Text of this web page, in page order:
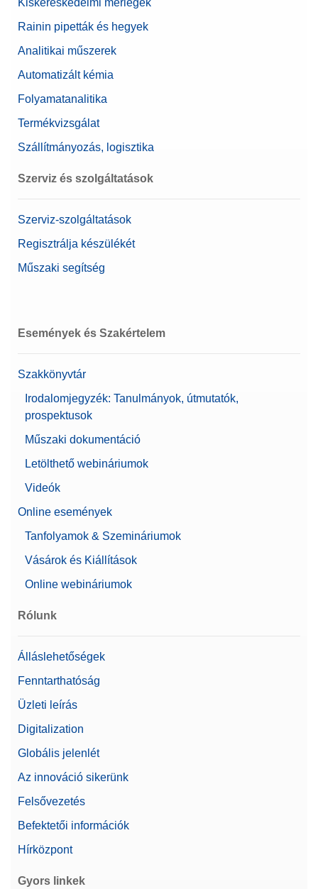
Rainin pipetták és hegyek
Analitikai műszerek
Automatizált kémia
Folyamatanalitika
Termékvizsgálat
Szállítmányozás, logisztika
Szerviz és szolgáltatások
Szerviz-szolgáltatások
Regisztrálja készülékét
Műszaki segítség
Események és Szakértelem
Szakkönyvtár
Irodalomjegyzék: Tanulmányok, útmutatók,
prospektusok
Műszaki dokumentáció
Letölthető webináriumok
Videók
Online események
Tanfolyamok & Szemináriumok
Vásárok és Kiállítások
Online webináriumok
Rólunk
Álláslehetőségek
Fenntarthatóság
Üzleti leírás
Digitalization
Globális jelenlét
Az innováció sikerünk
Felsővezetés
Befektetői információk
Hírközpont
Gyors linkek